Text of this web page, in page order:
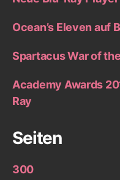
Ocean’s Eleven auf
Spartacus War of
Academy Awards
Ray
Seiten
300